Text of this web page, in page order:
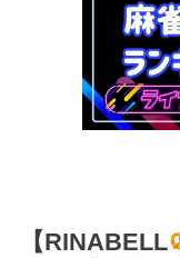
【RINABELL